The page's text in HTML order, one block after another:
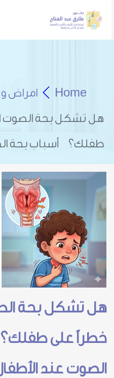
Home
امراض و
هل تشكل بحة الصوت
طفلك؟ أسباب بحة
هل تشكل بحة
خطراً على
الصوت عند